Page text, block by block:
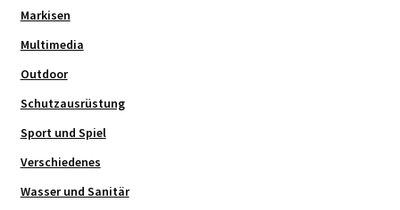
Markisen
Multimedia
Outdoor
Schutzausrüstung
Sport und Spiel
Verschiedenes
Wasser und Sanitär